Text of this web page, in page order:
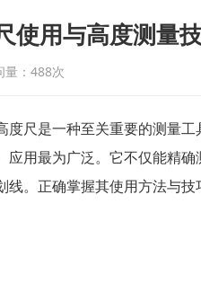
使用与高度测量
量：488次
尺是一种至关重要的测量工
用最为广泛。它不仅能精确
。正确掌握其使用方法与技